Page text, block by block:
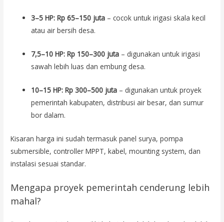
3–5 HP: Rp 65–150 juta – cocok untuk irigasi skala kecil
atau air bersih desa.
7,5–10 HP: Rp 150–300 juta – digunakan untuk irigasi
sawah lebih luas dan embung desa.
10–15 HP: Rp 300–500 juta – digunakan untuk proyek
pemerintah kabupaten, distribusi air besar, dan sumur
bor dalam.
Kisaran harga ini sudah termasuk panel surya, pompa
submersible, controller MPPT, kabel, mounting system, dan
instalasi sesuai standar.
Mengapa proyek pemerintah cenderung lebih
mahal?